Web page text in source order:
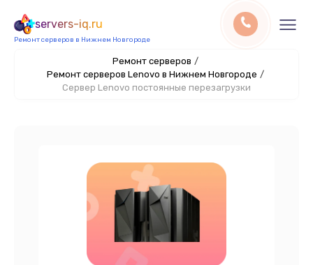
servers-iq.ru
Ремонт серверов в Нижнем Новгороде
Ремонт серверов /
Ремонт серверов Lenovo в Нижнем Новгороде /
Сервер Lenovo постоянные перезагрузки